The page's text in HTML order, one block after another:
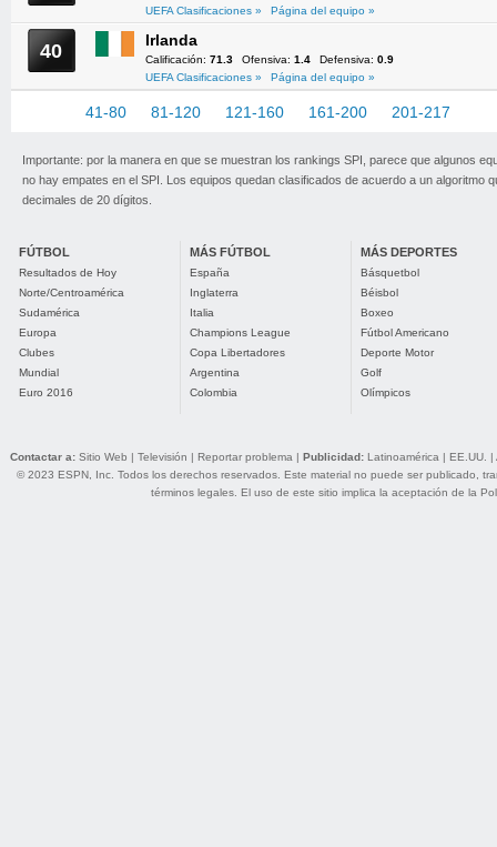
UEFA Clasificaciones »
Página del equipo »
40 Irlanda
Calificación: 71.3 Ofensiva: 1.4 Defensiva: 0.9
UEFA Clasificaciones »
Página del equipo »
41-80 81-120 121-160 161-200 201-217
Importante: por la manera en que se muestran los rankings SPI, parece que algunos
no hay empates en el SPI. Los equipos quedan clasificados de acuerdo a un algoritmo
decimales de 20 dígitos.
FÚTBOL
Resultados de Hoy
Norte/Centroamérica
Sudamérica
Europa
Clubes
Mundial
Euro 2016
MÁS FÚTBOL
España
Inglaterra
Italia
Champions League
Copa Libertadores
Argentina
Colombia
MÁS DEPORTES
Básquetbol
Béisbol
Boxeo
Fútbol Americano
Deporte Motor
Golf
Olímpicos
Contactar a: Sitio Web | Televisión | Reportar problema | Publicidad: Latinoamérica | EE.UU. |
© 2023 ESPN, Inc. Todos los derechos reservados. Este material no puede ser publicado,
términos legales. El uso de este sitio implica la aceptación de la